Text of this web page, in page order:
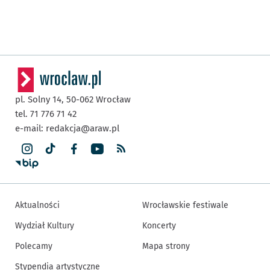
pl. Solny 14, 50-062 Wrocław
tel. 71 776 71 42
e-mail: redakcja@araw.pl
Aktualności
Wydział Kultury
Polecamy
Stypendia artystyczne
Wrocławskie festiwale
Koncerty
Mapa strony